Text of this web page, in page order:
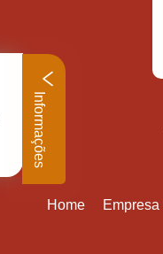
Home Empresa
Informações